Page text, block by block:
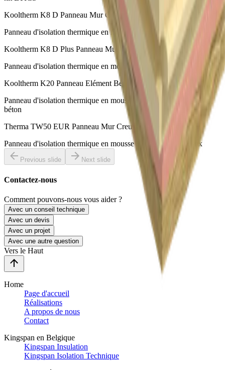
Kooltherm K8 D Panneau Mur Creux
Panneau d'isolation thermique en mousse résolique pour murs creux
Kooltherm K8 D Plus Panneau Mur Creux
Panneau d'isolation thermique en mousse résolique pour murs creux
Kooltherm K20 Panneau Elément Béton
Panneau d'isolation thermique en mousse résolique pour éléments
béton
Therma TW50 EUR Panneau Mur Creux
Panneau d'isolation thermique en mousse PIR pour murs creux
Previous slide Next slide
Contactez-nous
Comment pouvons-nous vous aider ?
Avec un conseil technique
Avec un devis
Avec un projet
Avec une autre question
Vers le Haut
Home
Page d'accueil
Réalisations
A propos de nous
Contact
Kingspan en Belgique
Kingspan Insulation
Kingspan Isolation Technique